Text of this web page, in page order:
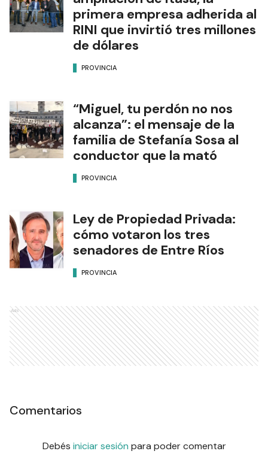
primera empresa adherida al
RINI que invirtió tres millones
de dólares
PROVINCIA
“Miguel, tu perdón no nos
alcanza”: el mensaje de la
familia de Stefanía Sosa al
conductor que la mató
PROVINCIA
Ley de Propiedad Privada:
cómo votaron los tres
senadores de Entre Ríos
PROVINCIA
Ads
Comentarios
Debés iniciar sesión para poder comentar